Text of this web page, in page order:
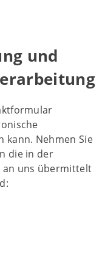
und
kann. Nehmen Sie
die in der
an uns übermittelt